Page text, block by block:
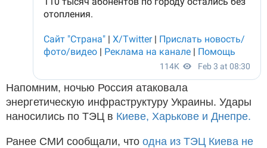
Напомним, ночью Россия атаковала
энергетическую инфраструктуру Украины. Удары
наносились по ТЭЦ в Киеве, Харькове и Днепре.
Ранее СМИ сообщали, что одна из ТЭЦ Киева не